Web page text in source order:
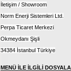
İletişim / Showroom
Norm Enerji Sistemleri Ltd.
Perpa Ticaret Merkezi
Okmeydanı Şişli
34384 İstanbul Türkiye
MENÜ İLE İLGİLİ